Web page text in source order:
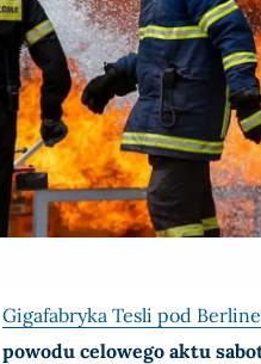
Gigafabryka Tesli pod
powodu celowego aktu